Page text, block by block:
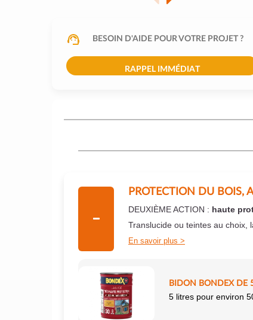
BESOIN D'AIDE POUR VOTRE PROJET ?
RAPPEL IMMÉDIAT
PROTECTION DU BOIS,
DEUXIÈME ACTION : haute
Translucide ou teintes au choix,
En savoir plus
BIDON BONDEX DE
5 litres pour environ